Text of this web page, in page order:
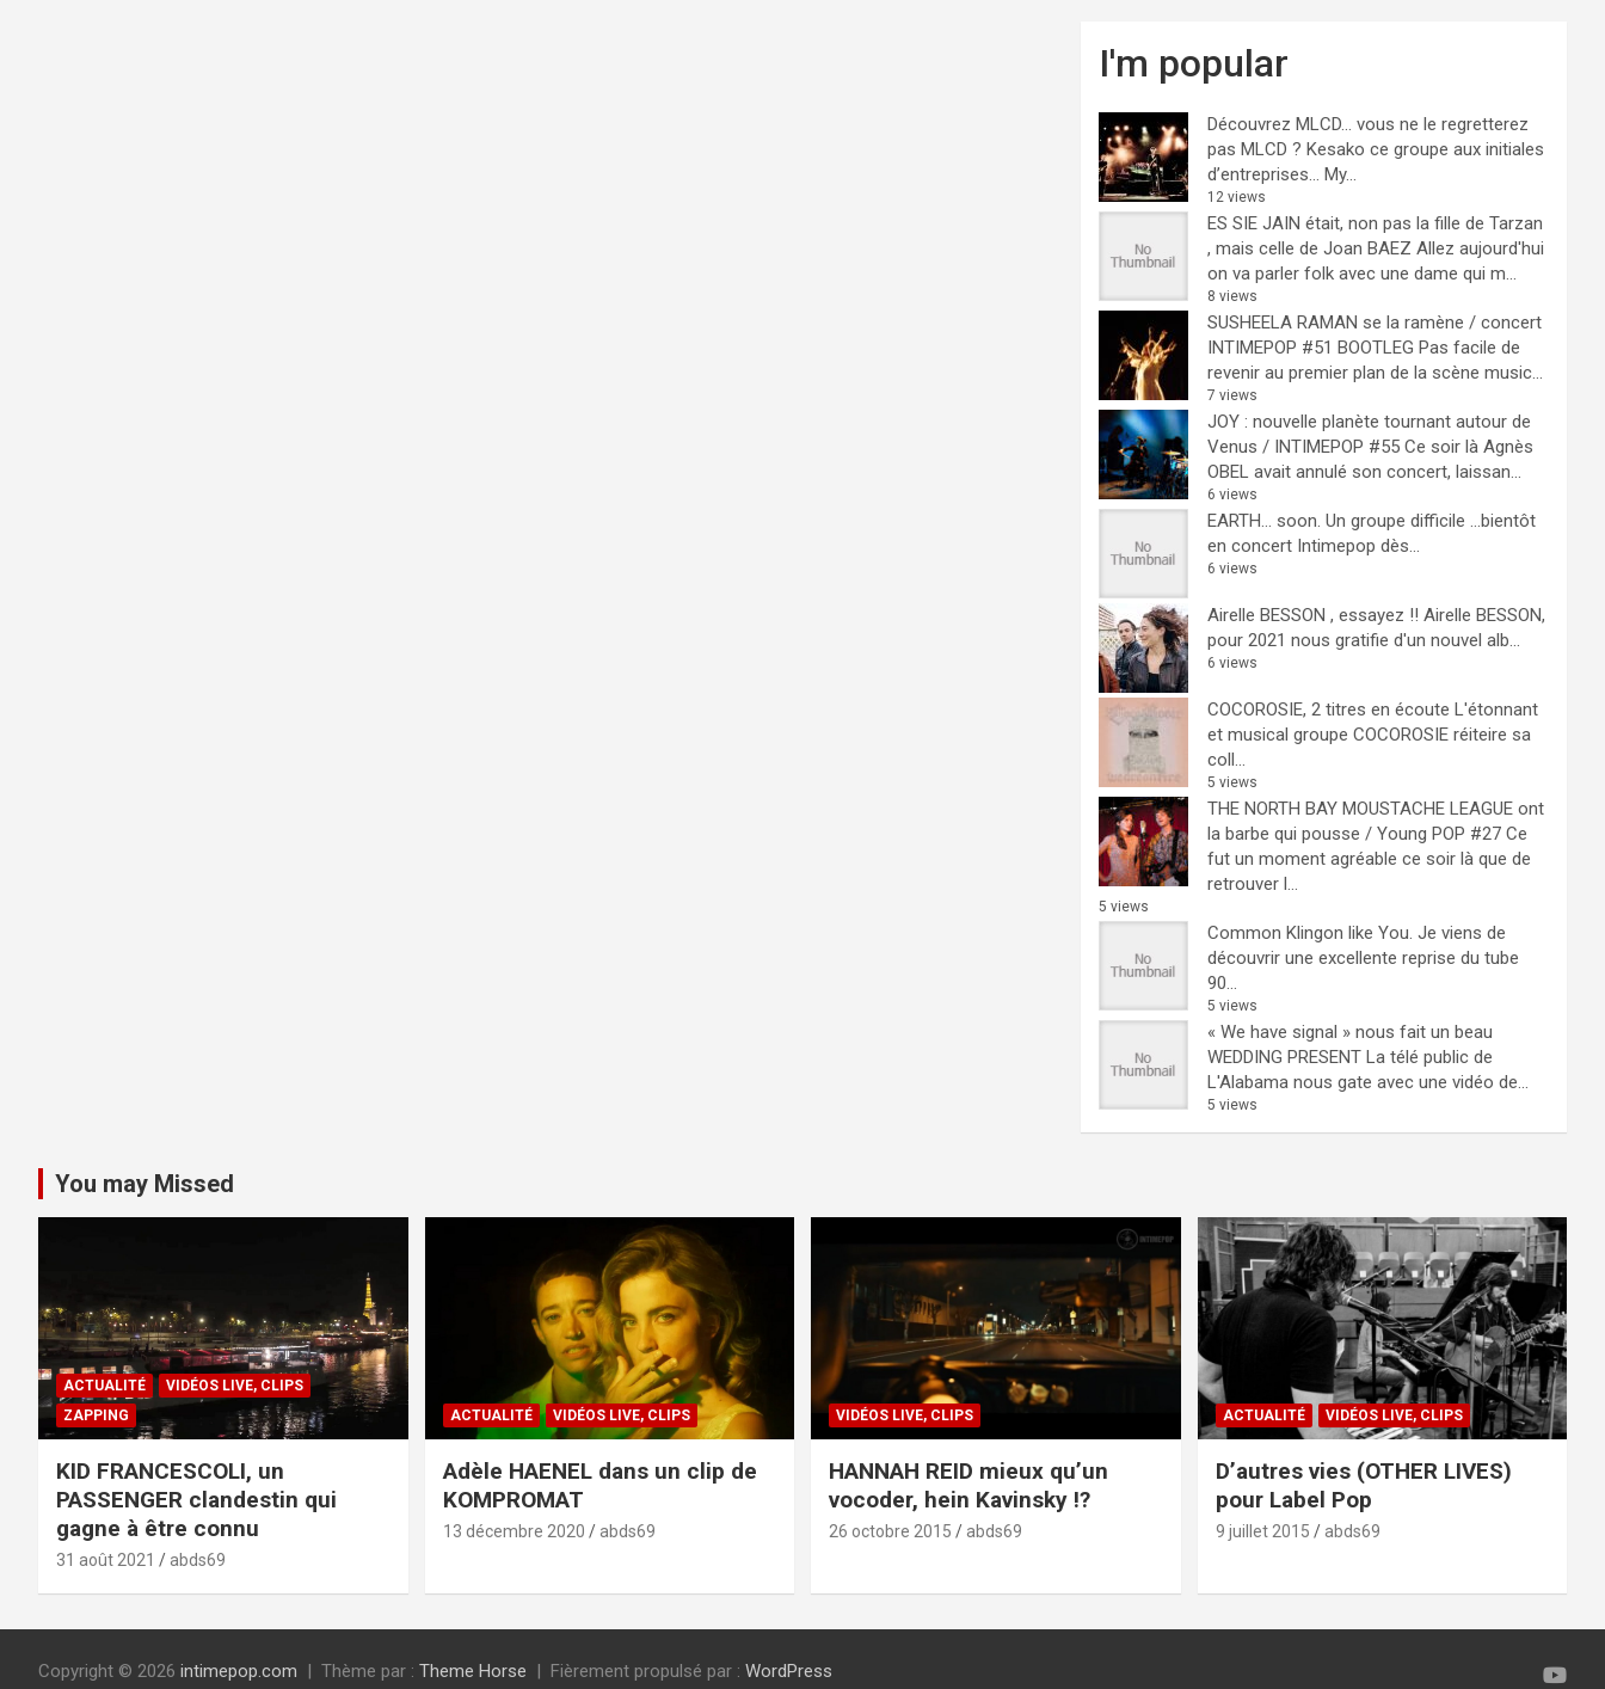
I'm popular
Découvrez MLCD… vous ne le regretterez
pas MLCD ? Kesako ce groupe aux initiales
d’entreprises… My...
12 views
ES SIE JAIN était, non pas la fille de Tarzan
, mais celle de Joan BAEZ Allez aujourd'hui
on va parler folk avec une dame qui m...
8 views
SUSHEELA RAMAN se la ramène / concert
INTIMEPOP #51 BOOTLEG Pas facile de
revenir au premier plan de la scène music...
7 views
JOY : nouvelle planète tournant autour de
Venus / INTIMEPOP #55 Ce soir là Agnès
OBEL avait annulé son concert, laissan...
6 views
EARTH… soon. Un groupe difficile ...bientôt
en concert Intimepop dès...
6 views
Airelle BESSON , essayez !! Airelle BESSON,
pour 2021 nous gratifie d'un nouvel alb...
6 views
COCOROSIE, 2 titres en écoute L'étonnant
et musical groupe COCOROSIE réiteire sa
coll...
5 views
THE NORTH BAY MOUSTACHE LEAGUE ont
la barbe qui pousse / Young POP #27 Ce
fut un moment agréable ce soir là que de
retrouver l...
5 views
Common Klingon like You. Je viens de
découvrir une excellente reprise du tube
90...
5 views
« We have signal » nous fait un beau
WEDDING PRESENT La télé public de
L'Alabama nous gate avec une vidéo de...
5 views
You may Missed
ACTUALITÉ
VIDÉOS LIVE, CLIPS
ZAPPING
KID FRANCESCOLI, un
PASSENGER clandestin qui
gagne à être connu
31 août 2021 abds69
ACTUALITÉ VIDÉOS LIVE, CLIPS
Adèle HAENEL dans un clip de
KOMPROMAT
13 décembre 2020 abds69
VIDÉOS LIVE, CLIPS
HANNAH REID mieux qu’un
vocoder, hein Kavinsky !?
26 octobre 2015 abds69
ACTUALITÉ VIDÉOS LIVE, CLIPS
D’autres vies (OTHER LIVES)
pour Label Pop
9 juillet 2015 abds69
Copyright © 2026 intimepop.com Thème par : Theme Horse Fièrement propulsé par : WordPress